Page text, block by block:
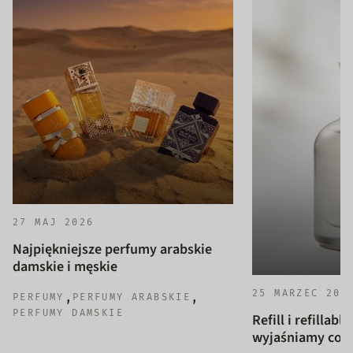
27 MAJ 2026
Najpiękniejsze perfumy arabskie
damskie i męskie
PERFUMY , PERFUMY ARABSKIE ,
PERFUMY DAMSKIE
25 MARZEC
Refill i refillable
wyjaśniamy co